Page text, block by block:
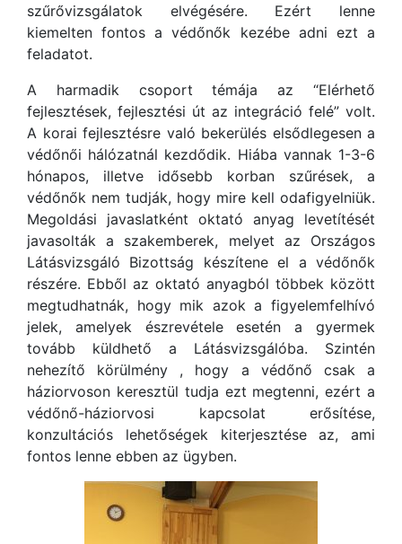
szűrővizsgálatok elvégésére. Ezért lenne
kiemelten fontos a védőnők kezébe adni ezt a
feladatot.
A harmadik csoport témája az “Elérhető
fejlesztések, fejlesztési út az integráció felé” volt.
A korai fejlesztésre való bekerülés elsődlegesen a
védőnői hálózatnál kezdődik. Hiába vannak 1-3-6
hónapos, illetve idősebb korban szűrések, a
védőnők nem tudják, hogy mire kell odafigyelniük.
Megoldási javaslatként oktató anyag levetítését
javasolták a szakemberek, melyet az Országos
Látásvizsgáló Bizottság készítene el a védőnők
részére. Ebből az oktató anyagból többek között
megtudhatnák, hogy mik azok a figyelemfelhívó
jelek, amelyek észrevétele esetén a gyermek
tovább küldhető a Látásvizsgálóba. Szintén
nehezítő körülmény , hogy a védőnő csak a
háziorvoson keresztül tudja ezt megtenni, ezért a
védőnő-háziorvosi kapcsolat erősítése,
konzultációs lehetőségek kiterjesztése az, ami
fontos lenne ebben az ügyben.